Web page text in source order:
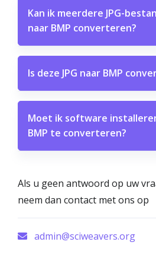
Kan ik meerdere JPG-
naar BMP converteren?
Is deze JPG naar BMP
Moet ik software
BMP te converteren?
Als u geen antwoord op uw
neem dan contact met ons op
admin@sciweavers.org